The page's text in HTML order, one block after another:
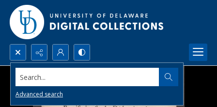
Search...
Advanced search